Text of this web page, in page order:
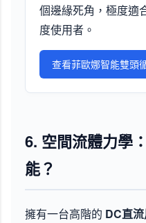
個邊緣死角，極度適
度使用者。
查看菲歐娜智能雙頭
6. 空間流體力學
能？
擁有一台高階的 DC直